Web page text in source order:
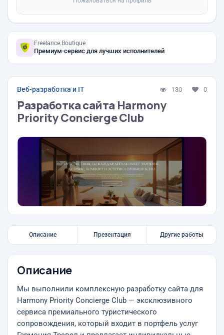
Freelance.Boutique
Премиум-сервис для лучших исполнителей
Веб-разработка и IT 130 0
Разработка сайта Harmony
Priority Concierge Club
Описание Презентация Другие работы
Описание
Мы выполнили комплексную разработку сайта для
Harmony Priority Concierge Club — эксклюзивного
сервиса премиального туристического
сопровождения, который входит в портфель услуг